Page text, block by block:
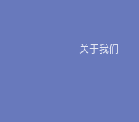
关于我们